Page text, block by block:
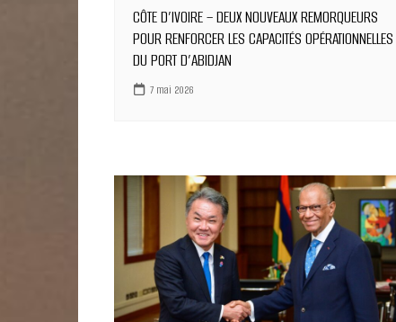
CÔTE D’IVOIRE – DEUX NOUVEAUX REMORQUEURS
POUR RENFORCER LES CAPACITÉS OPÉRATIONNELLES
DU PORT D’ABIDJAN
7 mai 2026